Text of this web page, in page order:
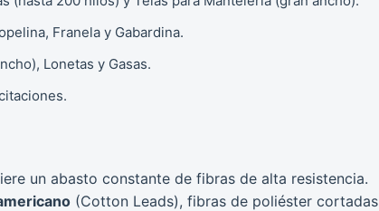
Franela y Gabardina.
Lonetas y Gasas.
un abasto constante de fibras de alta resistencia.
(Cotton Leads), fibras de poliéster cortadas